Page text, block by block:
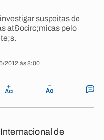
suspeitas de
at&ocirc;micas pelo
2012 às 8:00
de